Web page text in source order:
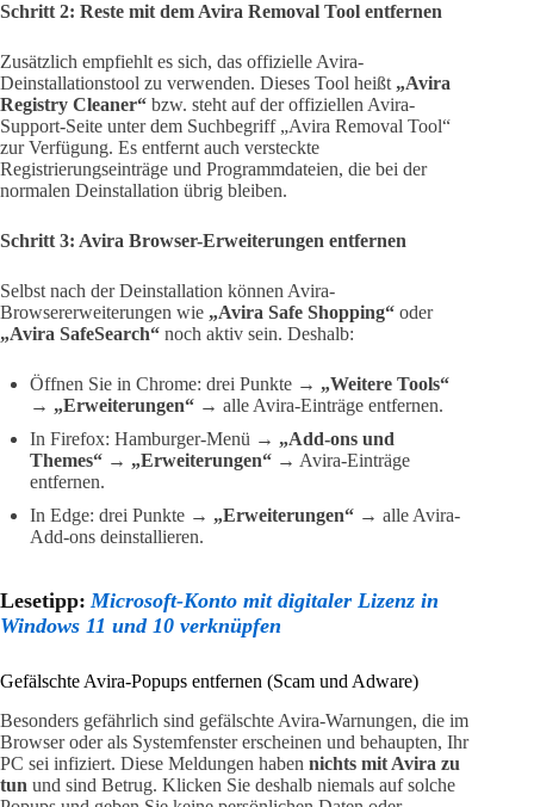
Schritt 2: Reste mit dem Avira Removal Tool entfernen
Zusätzlich empfiehlt es sich, das offizielle Avira-
Deinstallationstool zu verwenden. Dieses Tool heißt „Avira
Registry Cleaner“ bzw. steht auf der offiziellen Avira-
Support-Seite unter dem Suchbegriff „Avira Removal Tool“
zur Verfügung. Es entfernt auch versteckte
Registrierungseinträge und Programmdateien, die bei der
normalen Deinstallation übrig bleiben.
Schritt 3: Avira Browser-Erweiterungen entfernen
Selbst nach der Deinstallation können Avira-
Browsererweiterungen wie „Avira Safe Shopping“ oder
„Avira SafeSearch“ noch aktiv sein. Deshalb:
Öffnen Sie in Chrome: drei Punkte → „Weitere Tools“
→ „Erweiterungen“ → alle Avira-Einträge entfernen.
In Firefox: Hamburger-Menü → „Add-ons und
Themes“ → „Erweiterungen“ → Avira-Einträge
entfernen.
In Edge: drei Punkte → „Erweiterungen“ → alle Avira-
Add-ons deinstallieren.
Lesetipp: Microsoft-Konto mit digitaler Lizenz in
Windows 11 und 10 verknüpfen
Gefälschte Avira-Popups entfernen (Scam und Adware)
Besonders gefährlich sind gefälschte Avira-Warnungen, die im
Browser oder als Systemfenster erscheinen und behaupten, Ihr
PC sei infiziert. Diese Meldungen haben nichts mit Avira zu
tun und sind Betrug. Klicken Sie deshalb niemals auf solche